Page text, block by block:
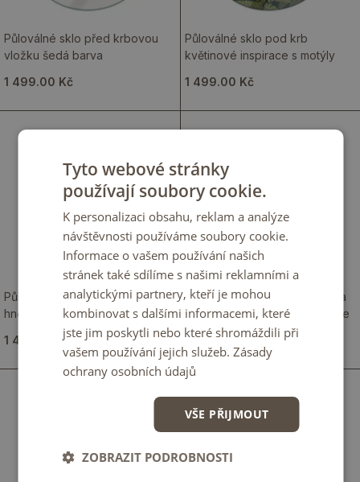
Půloválné sklo před krbovou
vložku šedá barva
1 499.00 Kč
Půloválné sklo pod krb
květinové inspirace s motýly
1 499.00 Kč
Půloválné sklo pod krb světle
hnědá barva
1 499.00 Kč
Půloválná nehořlavá podložka
pod kamna se vzorem kamene
1 499.00 Kč
Tyto webové stránky
používají soubory cookie.
K personalizaci obsahu, reklam a analýze
návštěvnosti používáme soubory cookie.
Informace o vašem používání našich
stránek také sdílíme s našimi reklamními a
analytickými partnery, kteří je mohou
kombinovat s dalšími informacemi, které
jste jim poskytli nebo které shromáždili při
vašem používání jejich služeb. Zásady
ochrany osobních údajů
VŠE PŘIJMOUT
ZOBRAZIT PODROBNOSTI